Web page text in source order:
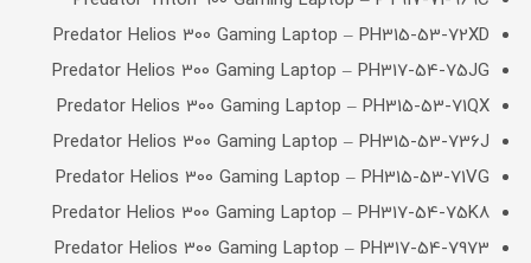
Predator Helios 300 Gaming Laptop – PH315-53-72XD
Predator Helios 300 Gaming Laptop – PH317-54-75JG
Predator Helios 300 Gaming Laptop – PH315-53-71QX
Predator Helios 300 Gaming Laptop – PH315-53-736J
Predator Helios 300 Gaming Laptop – PH315-53-71VG
Predator Helios 300 Gaming Laptop – PH317-54-75K8
Predator Helios 300 Gaming Laptop – PH317-54-7973